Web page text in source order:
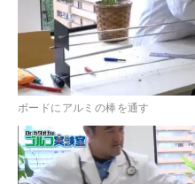
ボードにアルミの棒を通す